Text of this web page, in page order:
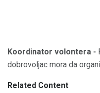
Koordinator volontera -
dobrovoljac mora da
Related Content